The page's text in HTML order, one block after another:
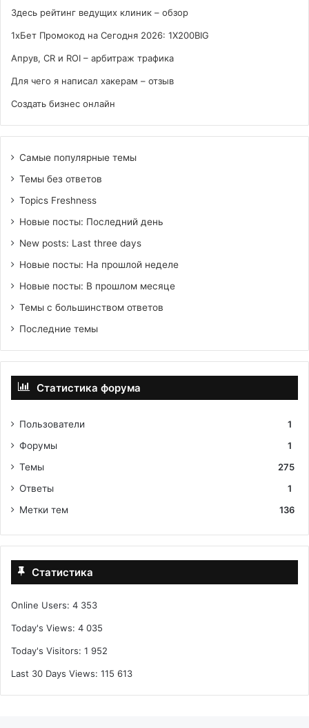
Здесь рейтинг ведущих клиник – обзор
1хБет Промокод на Сегодня 2026: 1X200BIG
Апрув, CR и ROI – арбитраж трафика
Для чего я написал хакерам – отзыв
Создать бизнес онлайн
Самые популярные темы
Темы без ответов
Topics Freshness
Новые посты: Последний день
New posts: Last three days
Новые посты: На прошлой неделе
Новые посты: В прошлом месяце
Темы с большинством ответов
Последние темы
Статистика форума
Пользователи
1
Форумы
1
Темы
275
Ответы
1
Метки тем
136
Статистика
Online Users: 4 353
Today's Views: 4 035
Today's Visitors: 1 952
Last 30 Days Views: 115 613